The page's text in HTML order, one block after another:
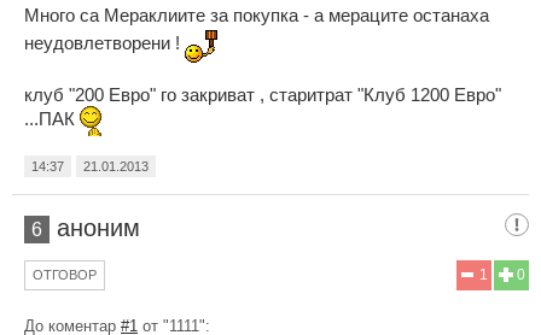
Много са Мераклиите за покупка - а мераците останаха
неудовлетворени !
клуб "200 Евро" го закриват , старитрат "Клуб 1200 Евро"
...ПАК
14:37 21.01.2013
6 аноним
0
1
ОТГОВОР
До коментар #1 от "1111":